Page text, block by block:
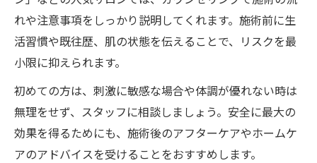
れや注意事項をしっかり説明してくれます。施術前に生
活習慣や既往歴、肌の状態を伝えることで、リスクを最
小限に抑えられます。
初めての方は、刺激に敏感な場合や体調が優れない時は
無理をせず、スタッフに相談しましょう。安全に最大の
効果を得るためにも、施術後のアフターケアやホームケ
アのアドバイスを受けることをおすすめします。